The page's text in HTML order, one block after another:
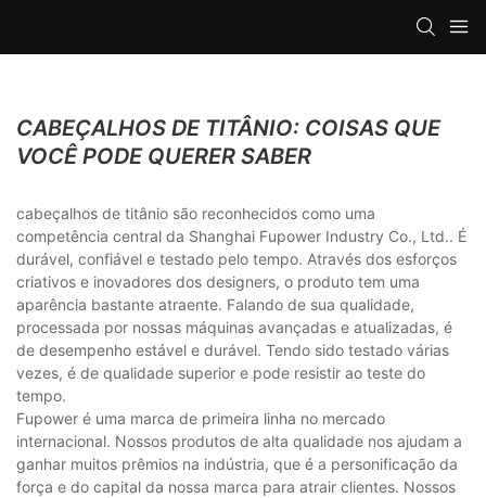
CABEÇALHOS DE TITÂNIO: COISAS QUE
VOCÊ PODE QUERER SABER
cabeçalhos de titânio são reconhecidos como uma
competência central da Shanghai Fupower Industry Co., Ltd.. É
durável, confiável e testado pelo tempo. Através dos esforços
criativos e inovadores dos designers, o produto tem uma
aparência bastante atraente. Falando de sua qualidade,
processada por nossas máquinas avançadas e atualizadas, é
de desempenho estável e durável. Tendo sido testado várias
vezes, é de qualidade superior e pode resistir ao teste do
tempo.
Fupower é uma marca de primeira linha no mercado
internacional. Nossos produtos de alta qualidade nos ajudam a
ganhar muitos prêmios na indústria, que é a personificação da
força e do capital da nossa marca para atrair clientes. Nossos